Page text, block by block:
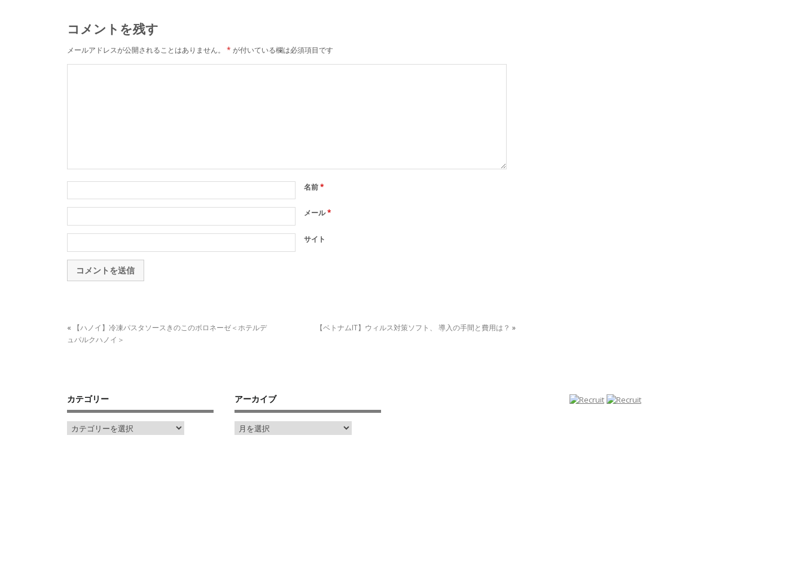
コメントを残す
メールアドレスが公開されることはありません。 * が付いている欄は必須項目です
名前*
メール*
サイト
«
【ハノイ】冷凍パスタソースきのこのボロネーゼ＜ホテルデ
ュパルクハノイ＞
【ベトナムIT】ウィルス対策ソフト、 導入の手間と費用は？ »
カテゴリー アーカイブ